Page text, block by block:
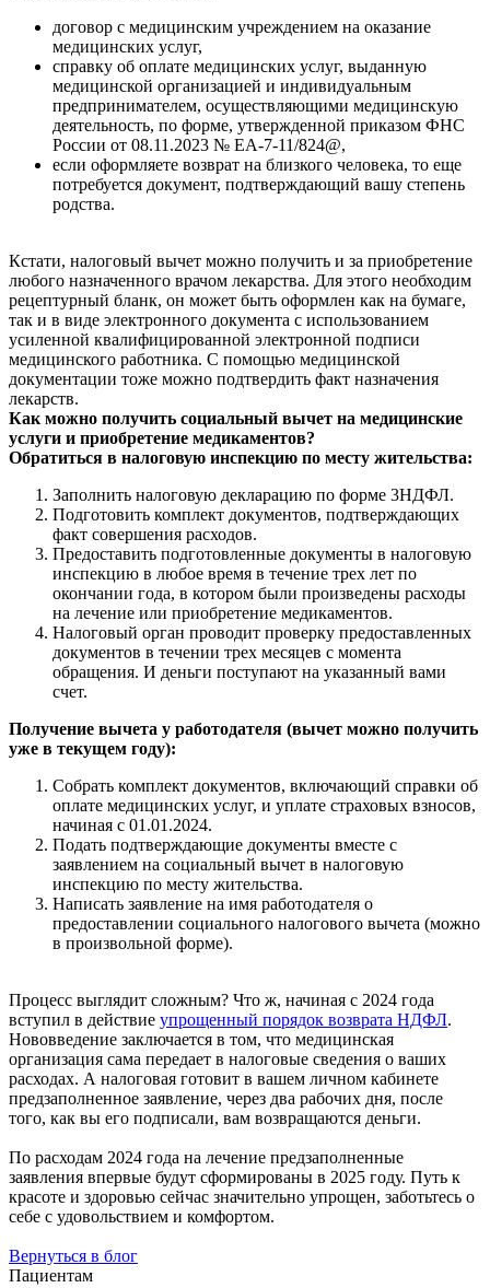
договор с медицинским учреждением на оказание
медицинских услуг,
справку об оплате медицинских услуг, выданную
медицинской организацией и индивидуальным
предпринимателем, осуществляющими медицинскую
деятельность, по форме, утвержденной приказом ФНС
России от 08.11.2023 № ЕА-7-11/824@,
если оформляете возврат на близкого человека, то еще
потребуется документ, подтверждающий вашу степень
родства.
Кстати, налоговый вычет можно получить и за приобретение
любого назначенного врачом лекарства. Для этого необходим
рецептурный бланк, он может быть оформлен как на бумаге,
так и в виде электронного документа с использованием
усиленной квалифицированной электронной подписи
медицинского работника. С помощью медицинской
документации тоже можно подтвердить факт назначения
лекарств.
Как можно получить социальный вычет на медицинские
услуги и приобретение медикаментов?
Обратиться в налоговую инспекцию по месту жительства:
Заполнить налоговую декларацию по форме 3НДФЛ.
Подготовить комплект документов, подтверждающих
факт совершения расходов.
Предоставить подготовленные документы в налоговую
инспекцию в любое время в течение трех лет по
окончании года, в котором были произведены расходы
на лечение или приобретение медикаментов.
Налоговый орган проводит проверку предоставленных
документов в течении трех месяцев с момента
обращения. И деньги поступают на указанный вами
счет.
Получение вычета у работодателя (вычет можно получить
уже в текущем году):
Собрать комплект документов, включающий справки об
оплате медицинских услуг, и уплате страховых взносов,
начиная с 01.01.2024.
Подать подтверждающие документы вместе с
заявлением на социальный вычет в налоговую
инспекцию по месту жительства.
Написать заявление на имя работодателя о
предоставлении социального налогового вычета (можно
в произвольной форме).
Процесс выглядит сложным? Что ж, начиная с 2024 года
вступил в действие упрощенный порядок возврата НДФЛ.
Нововведение заключается в том, что медицинская
организация сама передает в налоговые сведения о ваших
расходах. А налоговая готовит в вашем личном кабинете
предзаполненное заявление, через два рабочих дня, после
того, как вы его подписали, вам возвращаются деньги.
По расходам 2024 года на лечение предзаполненные
заявления впервые будут сформированы в 2025 году. Путь к
красоте и здоровью сейчас значительно упрощен, заботьтесь о
себе с удовольствием и комфортом.
Вернуться в блог
Пациентам